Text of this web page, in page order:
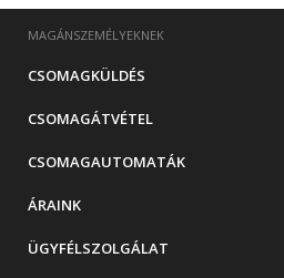
MAGÁNSZEMÉLYEKNEK
CSOMAGKÜLDÉS
CSOMAGÁTVÉTEL
CSOMAGAUTOMATÁK
ÁRAINK
ÜGYFÉLSZOLGÁLAT